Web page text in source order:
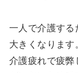
一人で介護する
大きくなります
介護疲れで疲弊